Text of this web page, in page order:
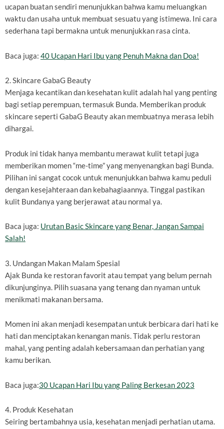
ucapan buatan sendiri menunjukkan bahwa kamu meluangkan
waktu dan usaha untuk membuat sesuatu yang istimewa. Ini cara
sederhana tapi bermakna untuk menunjukkan rasa cinta.
Baca juga: 40 Ucapan Hari Ibu yang Penuh Makna dan Doa!
2. Skincare GabaG Beauty
Menjaga kecantikan dan kesehatan kulit adalah hal yang penting
bagi setiap perempuan, termasuk Bunda. Memberikan produk
skincare seperti GabaG Beauty akan membuatnya merasa lebih
dihargai.
Produk ini tidak hanya membantu merawat kulit tetapi juga
memberikan momen “me-time” yang menyenangkan bagi Bunda.
Pilihan ini sangat cocok untuk menunjukkan bahwa kamu peduli
dengan kesejahteraan dan kebahagiaannya. Tinggal pastikan
kulit Bundanya yang berjerawat atau normal ya.
Baca juga: Urutan Basic Skincare yang Benar, Jangan Sampai
Salah!
3. Undangan Makan Malam Spesial
Ajak Bunda ke restoran favorit atau tempat yang belum pernah
dikunjunginya. Pilih suasana yang tenang dan nyaman untuk
menikmati makanan bersama.
Momen ini akan menjadi kesempatan untuk berbicara dari hati ke
hati dan menciptakan kenangan manis. Tidak perlu restoran
mahal, yang penting adalah kebersamaan dan perhatian yang
kamu berikan.
Baca juga:30 Ucapan Hari Ibu yang Paling Berkesan 2023
4. Produk Kesehatan
Seiring bertambahnya usia, kesehatan menjadi perhatian utama.